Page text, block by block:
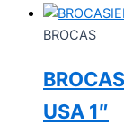
BROCAS
USA 1″